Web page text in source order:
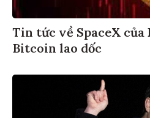
Tin tức về SpaceX
Bitcoin lao dốc